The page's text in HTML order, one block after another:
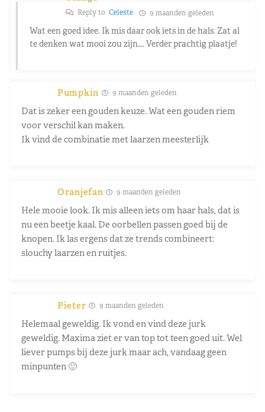
Reply to Celeste 9 maanden geleden
Wat een goed idee. Ik mis daar ook iets in de hals. Zat al
te denken wat mooi zou zijn…. Verder prachtig plaatje!
Pumpkin 9 maanden geleden
Dat is zeker een gouden keuze. Wat een gouden riem
voor verschil kan maken.
Ik vind de combinatie met laarzen meesterlijk
Oranjefan 9 maanden geleden
Hele mooie look. Ik mis alleen iets om haar hals, dat is
nu een beetje kaal. De oorbellen passen goed bij de
knopen. Ik las ergens dat ze trends combineert:
slouchy laarzen en ruitjes.
Pieter 9 maanden geleden
Helemaal geweldig. Ik vond en vind deze jurk
geweldig. Maxima ziet er van top tot teen goed uit. Wel
liever pumps bij deze jurk maar ach, vandaag geen
minpunten 🙂